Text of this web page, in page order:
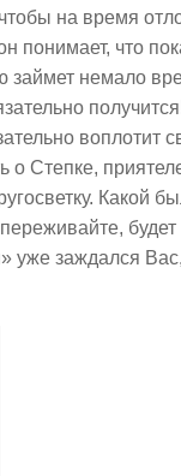
на время
понимает, что
займет немало
воплотит
о Степке,
Какой
уже заждался